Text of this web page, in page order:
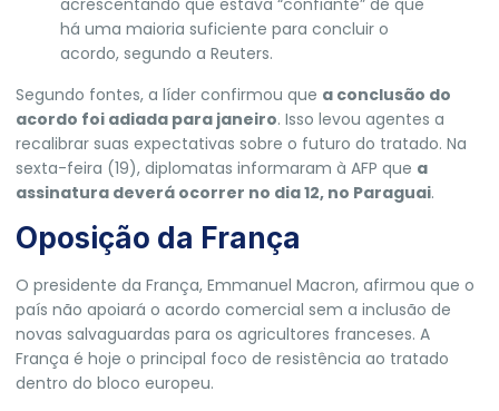
acrescentando que estava “confiante” de que
há uma maioria suficiente para concluir o
acordo, segundo a Reuters.
Segundo fontes, a líder confirmou que a conclusão do
acordo foi adiada para janeiro. Isso levou agentes a
recalibrar suas expectativas sobre o futuro do tratado. Na
sexta-feira (19), diplomatas informaram à AFP que a
assinatura deverá ocorrer no dia 12, no Paraguai.
Oposição da França
O presidente da França, Emmanuel Macron, afirmou que o
país não apoiará o acordo comercial sem a inclusão de
novas salvaguardas para os agricultores franceses. A
França é hoje o principal foco de resistência ao tratado
dentro do bloco europeu.